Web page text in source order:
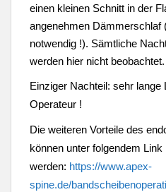
einen kleinen Schnitt in der
angenehmen Dämmerschlaf
notwendig !). Sämtliche
werden hier nicht beobachtet.
Einziger Nachteil: sehr lange
Operateur !
Die weiteren Vorteile des
können unter folgendem
werden: https://www.apex-
spine.de/